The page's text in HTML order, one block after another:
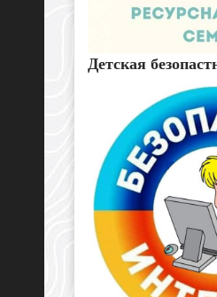
Детская